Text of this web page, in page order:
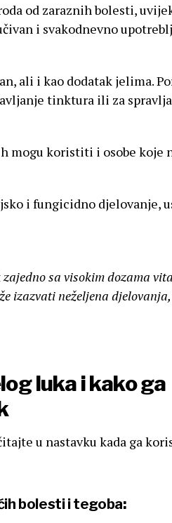
od zaraznih bolesti,
i svakodnevno
ali i kao dodatak jelima.
tinktura ili za
mogu koristiti i osobe koje
i fungicidno djelovanje,
sa visokim dozama
izazvati neželjena djelovanja,
luka i kako ga
u nastavku kada ga
bolesti i tegoba: